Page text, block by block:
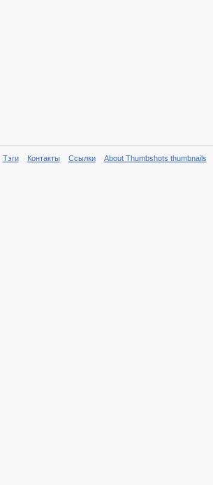
Тэги Контакты Ссылки About Thumbshots thumbnails